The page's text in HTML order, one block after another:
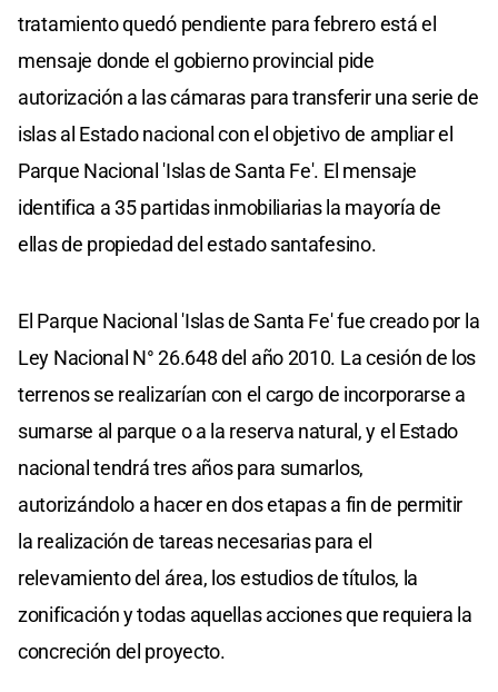
tratamiento quedó pendiente para febrero está el
mensaje donde el gobierno provincial pide
autorización a las cámaras para transferir una serie de
islas al Estado nacional con el objetivo de ampliar el
Parque Nacional 'Islas de Santa Fe'. El mensaje
identifica a 35 partidas inmobiliarias la mayoría de
ellas de propiedad del estado santafesino.
El Parque Nacional 'Islas de Santa Fe' fue creado por la
Ley Nacional N° 26.648 del año 2010. La cesión de los
terrenos se realizarían con el cargo de incorporarse a
sumarse al parque o a la reserva natural, y el Estado
nacional tendrá tres años para sumarlos,
autorizándolo a hacer en dos etapas a fin de permitir
la realización de tareas necesarias para el
relevamiento del área, los estudios de títulos, la
zonificación y todas aquellas acciones que requiera la
concreción del proyecto.